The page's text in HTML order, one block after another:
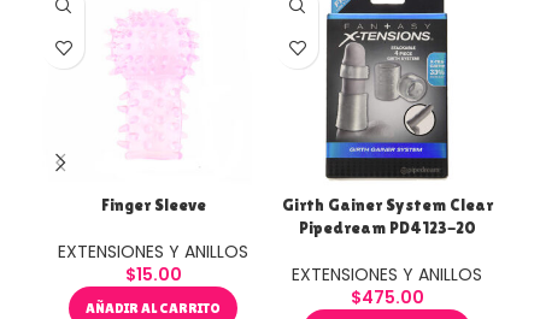
Finger Sleeve
EXTENSIONES Y ANILLOS
$15.00
AÑADIR AL CARRITO
Girth Gainer System Clear
Pipedream PD4123-20
EXTENSIONES Y ANILLOS
$475.00